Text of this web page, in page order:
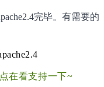
完毕。有需要的
在看支持一下~